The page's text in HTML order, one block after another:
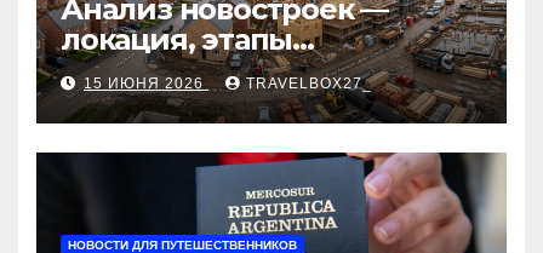
Анализ новостроек —
локация, этапы
строительства, проверка
застройщика, сценарии
оформления сделки и
рыночные ориентиры
15 ИЮНЯ 2026 TRAVELBOX27_
НОВОСТИ ДЛЯ ПУТЕШЕСТВЕННИКОВ